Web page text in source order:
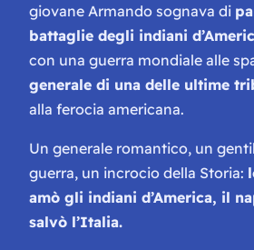
giovane Armando sognava di
battaglie degli indiani
con una guerra mondiale alle
generale di una delle ultime
alla ferocia americana.
Un generale romantico, un
guerra, un incrocio della Storia:
amò gli indiani d’America, il
salvò l’Italia.